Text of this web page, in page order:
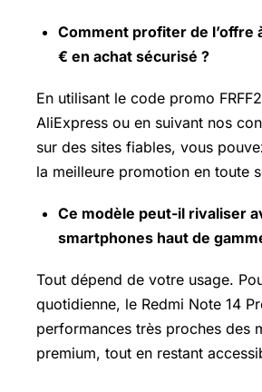
Comment profiter de l’offre
€ en achat sécurisé ?
En utilisant le code promo
AliExpress ou en suivant nos
sur des sites fiables, vous
la meilleure promotion en toute
Ce modèle peut-il rivaliser
smartphones haut de
Tout dépend de votre usage.
quotidienne, le Redmi Note 14
performances très proches des
premium, tout en restant